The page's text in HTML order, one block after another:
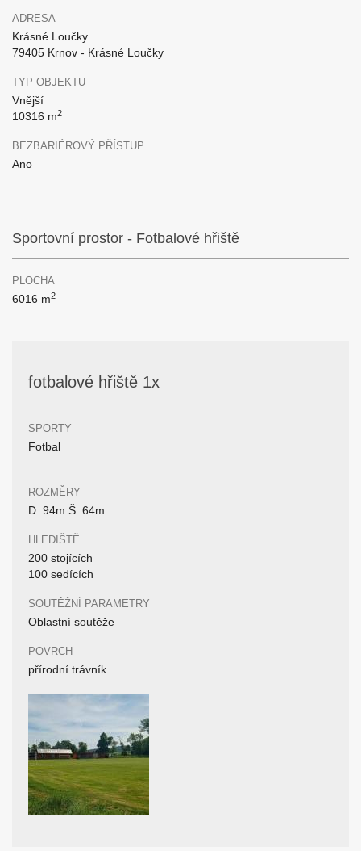
ADRESA
Krásné Loučky
79405 Krnov - Krásné Loučky
TYP OBJEKTU
Vnější
10316 m2
BEZBARIÉROVÝ PŘÍSTUP
Ano
Sportovní prostor - Fotbalové hřiště
PLOCHA
6016 m2
fotbalové hřiště 1x
SPORTY
Fotbal
ROZMĚRY
D: 94m Š: 64m
HLEDIŠTĚ
200 stojících
100 sedících
SOUTĚŽNÍ PARAMETRY
Oblastní soutěže
POVRCH
přírodní trávník